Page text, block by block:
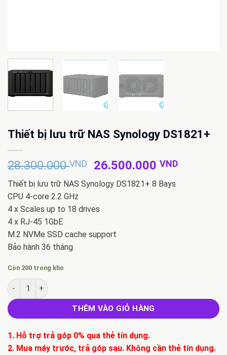
Thiết bị lưu trữ NAS Synology DS1821+
28.300.000VND
Giá
gốc
là:
26.500.000VNDGiá
Thiết bị lưu trữ NAS Synology DS1821+ 8 Bays
CPU 4-core 2.2 GHz
4 x Scales up to 18 drives
4 x RJ-45 1GbE
M.2 NVMe SSD cache support
Bảo hành 36 tháng
Còn 200 trong kho
Thiết bị lưu trữ NAS Synology DS1821+ số lượng
THÊM VÀO GIỎ HÀNG
1. Hỗ trợ trả góp 0% qua thẻ tín dụng.
2. Mua máy trước, trả góp sau. Không cần thẻ tín dụng.